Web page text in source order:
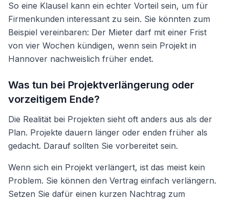
So eine Klausel kann ein echter Vorteil sein, um für
Firmenkunden interessant zu sein. Sie könnten zum
Beispiel vereinbaren: Der Mieter darf mit einer Frist
von vier Wochen kündigen, wenn sein Projekt in
Hannover nachweislich früher endet.
Was tun bei Projektverlängerung oder
vorzeitigem Ende?
Die Realität bei Projekten sieht oft anders aus als der
Plan. Projekte dauern länger oder enden früher als
gedacht. Darauf sollten Sie vorbereitet sein.
Wenn sich ein Projekt verlängert, ist das meist kein
Problem. Sie können den Vertrag einfach verlängern.
Setzen Sie dafür einen kurzen Nachtrag zum